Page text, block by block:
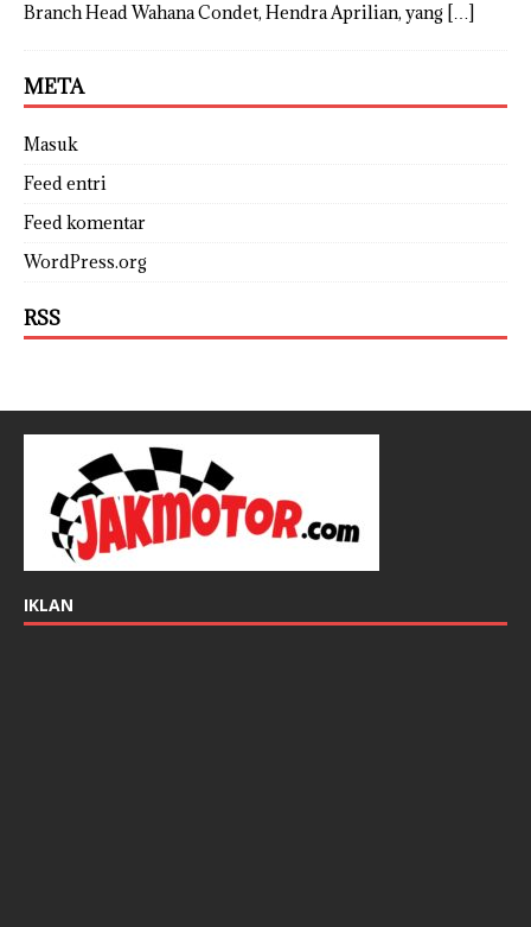
Branch Head Wahana Condet, Hendra Aprilian, yang […]
META
Masuk
Feed entri
Feed komentar
WordPress.org
RSS
IKLAN